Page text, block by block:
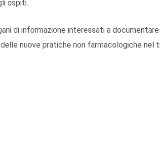
ospiti.
di informazione interessati a
nuove pratiche non farmacologiche nel